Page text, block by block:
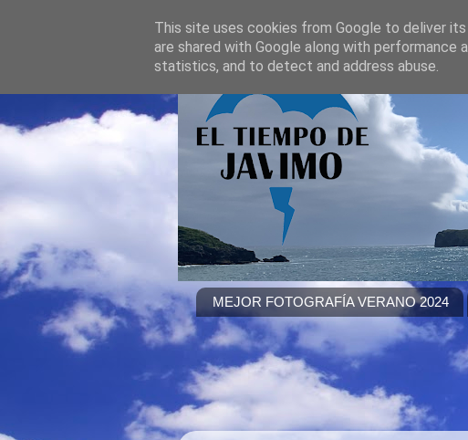
MEJOR FOTOGRAFÍA VERANO 2024
This site uses cookies from Google to deliver
are shared with Google along with
statistics, and to detect and address abuse.